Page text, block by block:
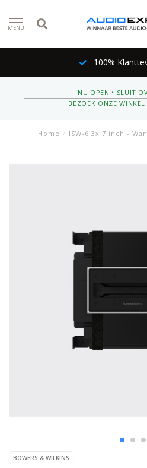
MENU
100%
NU OPEN • SLUIT
BEZOEK ONZE
Home / ISW-6 3x 7 inch -
BOWERS & WILKINS